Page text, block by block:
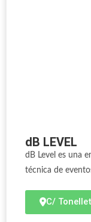
dB LEVEL
dB Level es una
técnica de
C/